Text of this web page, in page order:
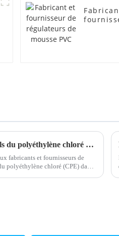
Une nouvelle étude révèle les risques potentiels du polyéthylène chloré pour la santé
fabricants et fournisseurs de
polyéthylène chloré (CPE) dans